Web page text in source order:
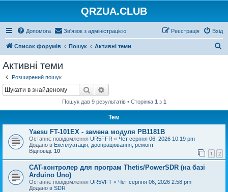
QRZUA.CLUB
Допомога Зв'язок з адміністрацією Вхід
Реєстрація
Список форумів Пошук Активні теми
Активні теми
Розширений пошук
Пошук
Пошук дав 9 результатів • Сторінка 1 з 1
Тем
Yaesu FT-101EX - замена модуля PB1181B
Останнє повідомлення UR5FFR « Чет серпня 06, 2026 10:19 pm
Додано в Експлуатація, доопрацювання, ремонт
Відповіді: 10 1 2
CAT-контролер для програм Thetis/PowerSDR (на базі
Arduino Uno)
Останнє повідомлення UR5VFT « Чет серпня 06, 2026 2:58 pm
Додано в SDR